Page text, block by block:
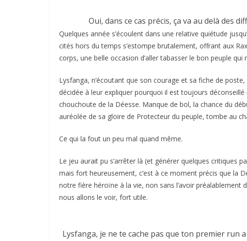
Oui, dans ce cas précis, ça va au delà des
Quelques année s’écoulent dans une relative quiétude
cités hors du temps s’estompe brutalement, offrant aux
corps, une belle occasion d’aller tabasser le bon peuple qui
Lysfanga, n’écoutant que son courage et sa fiche de
décidée à leur expliquer pourquoi il est toujours
chouchoute de la Déesse. Manque de bol, la chance du
auréolée de sa gloire de Protecteur du peuple, tombe au
Ce qui la fout un peu mal quand même.
Le jeu aurait pu s’arrêter là (et générer quelques critiques
mais fort heureusement, c’est à ce moment précis que la
notre fière héroïne à la vie, non sans l’avoir préalablement
nous allons le voir, fort utile.
Lysfanga, je ne te cache pas que ton premier run